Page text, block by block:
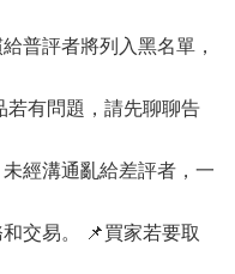
普評者將列入黑名單，
有問題，請先聊聊告
經溝通亂給差評者，一
交易。 📌買家若要取